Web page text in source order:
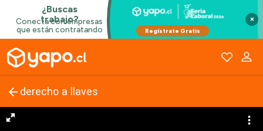
×
derecho a llaves